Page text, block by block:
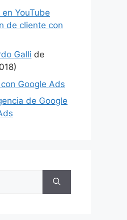
YouTube
de cliente con
Galli de
Google Ads
de Google